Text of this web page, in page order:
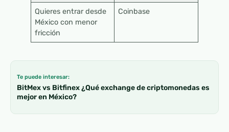
Quieres entrar desde
México con menor
fricción
Coinbase
Te puede interesar:
BitMex vs Bitfinex ¿Qué exchange de criptomonedas es
mejor en México?